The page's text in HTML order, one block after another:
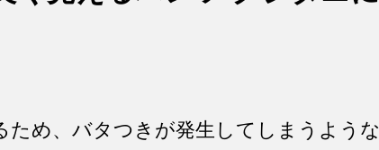
め、バタつきが発生してしまうよう